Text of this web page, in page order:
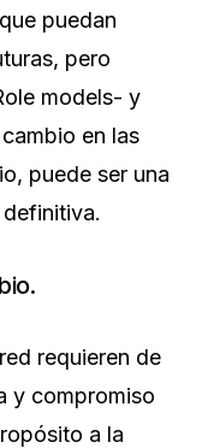
puedan
pero
models- y
en las
puede ser una
requieren de
y compromiso
a la